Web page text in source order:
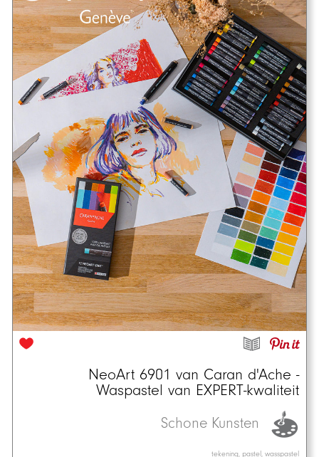
NeoArt 6901 van Caran d'Ache -
Waspastel van EXPERT-kwaliteit
Schone Kunsten
tekening, pastel, wasspastel